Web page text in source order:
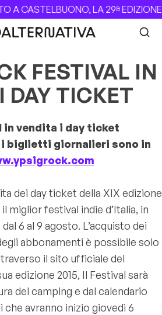
A CASTELBUONO, LA 29ª
FESTIVAL IN
DAY TICKET
vendita i day ticket
i biglietti giornalieri sono in
dei day ticket della XIX edizione
miglior festival indie d’Italia, in
6 al 9 agosto. L’acquisto dei
abbonamenti è possibile solo
il sito ufficiale del
edizione 2015, Il Festival sarà
del camping e dal calendario
avranno inizio giovedì 6